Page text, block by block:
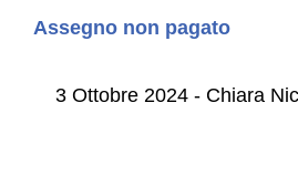
Assegno non pagato
3 Ottobre 2024 - Chiara